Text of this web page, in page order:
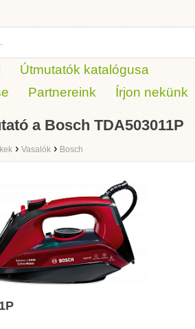
Útmutatók katalógusa
Partnereink Írjon nekünk
a Bosch TDA503011P
› Vasalók › Bosch